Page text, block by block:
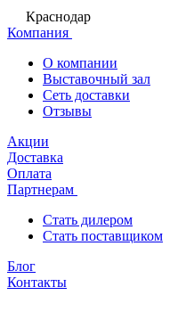
Краснодар
Компания
О компании
Выставочный зал
Сеть доставки
Отзывы
Акции
Доставка
Оплата
Партнерам
Стать дилером
Стать поставщиком
Блог
Контакты